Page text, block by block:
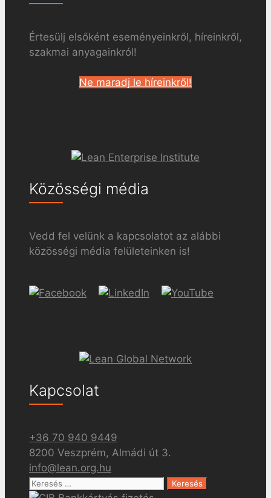
Értesülj elsőként eseményeinkről, híreinkről,
szakmai anyagainkról!
Ne maradj le híreinkről!
Közösségi média
Vedd fel velünk a kapcsolatot az alábbi
közösségi média felületeinken is!
Kapcsolat
+36 70 940 9449
8200 Veszprém, Almádi út 3.
info@lean.org.hu
Keresés: